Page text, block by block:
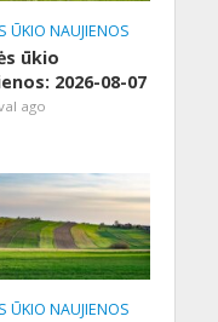
ŪKIO NAUJIENOS
ūkio
2026-08-07
ago
ŪKIO NAUJIENOS